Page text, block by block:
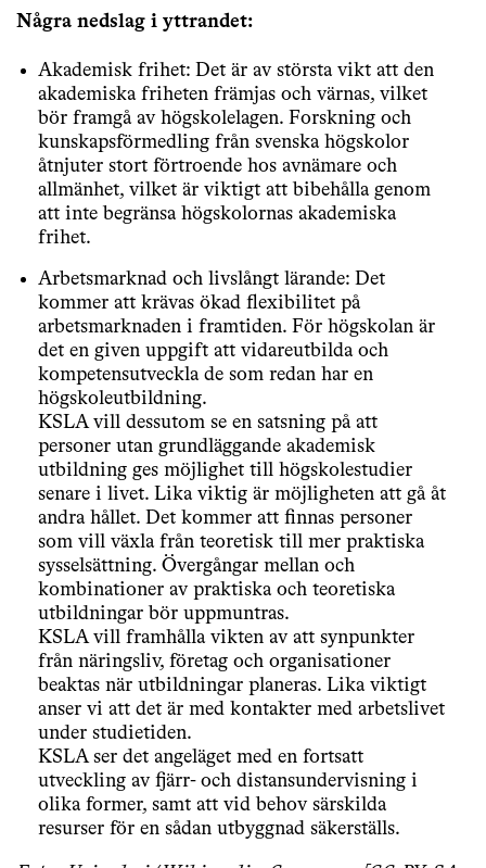
Några nedslag i yttrandet:
Akademisk frihet: Det är av största vikt att den
akademiska friheten främjas och värnas, vilket
bör framgå av högskolelagen. Forskning och
kunskapsförmedling från svenska högskolor
åtnjuter stort förtroende hos avnämare och
allmänhet, vilket är viktigt att bibehålla genom
att inte begränsa högskolornas akademiska
frihet.
Arbetsmarknad och livslångt lärande: Det
kommer att krävas ökad flexibilitet på
arbetsmarknaden i framtiden. För högskolan är
det en given uppgift att vidareutbilda och
kompetensutveckla de som redan har en
högskoleutbildning.
KSLA vill dessutom se en satsning på att
personer utan grundläggande akademisk
utbildning ges möjlighet till högskolestudier
senare i livet. Lika viktig är möjligheten att gå åt
andra hållet. Det kommer att finnas personer
som vill växla från teoretisk till mer praktiska
sysselsättning. Övergångar mellan och
kombinationer av praktiska och teoretiska
utbildningar bör uppmuntras.
KSLA vill framhålla vikten av att synpunkter
från näringsliv, företag och organisationer
beaktas när utbildningar planeras. Lika viktigt
anser vi att det är med kontakter med arbetslivet
under studietiden.
KSLA ser det angeläget med en fortsatt
utveckling av fjärr- och distansundervisning i
olika former, samt att vid behov särskilda
resurser för en sådan utbyggnad säkerställs.